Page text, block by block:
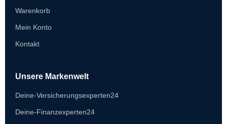
Warenkorb
Mein Konto
Kontakt
Unsere Markenwelt
Deine-Versicherungsexperten24
Deine-Finanzexperten24